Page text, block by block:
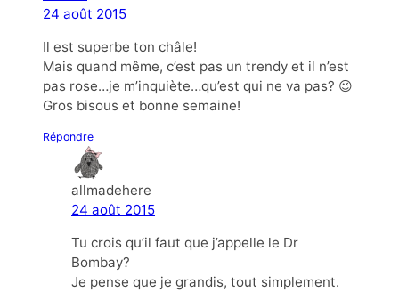
24 août 2015
Il est superbe ton châle!
Mais quand même, c’est pas un trendy et il n’est
pas rose…je m’inquiète…qu’est qui ne va pas? 😉
Gros bisous et bonne semaine!
Répondre
allmadehere
24 août 2015
Tu crois qu’il faut que j’appelle le Dr
Bombay?
Je pense que je grandis, tout simplement.